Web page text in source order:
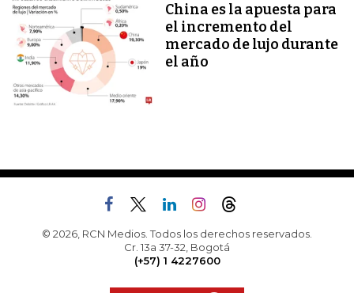
China es la apuesta para
el incremento del
mercado de lujo durante
el año
© 2026, RCN Medios. Todos los derechos reservados.
Cr. 13a 37-32, Bogotá
(+57) 1 4227600